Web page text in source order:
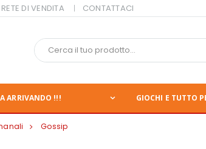
DI VENDITA CONTATTACI
ARRIVANDO !!! GIOCHI E TUTTO
Gossip